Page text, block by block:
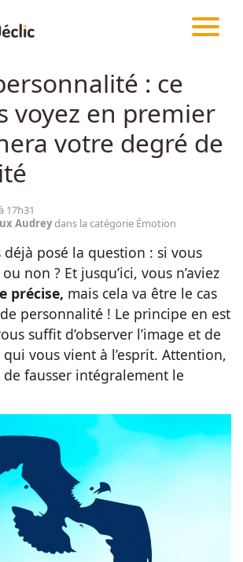
Créativité
Astuces
Divertissement
Insolite
Emotion
Animaux
Famille
Santé
ÉMOTION
: ce
voyez en premier
votre degré de
17h31
Audreydans la catégorie Émotion
déjà posé la question : si vous
non ? Et jusqu’ici, vous n’aviez
précise, mais cela va être le cas
personnalité ! Le principe en est
suffit d’observer l’image et de
qui vous vient à l’esprit. Attention,
fausser intégralement le